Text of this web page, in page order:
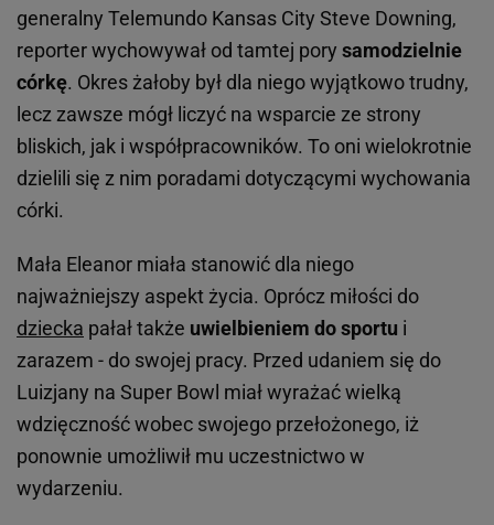
generalny Telemundo Kansas City Steve Downing,
reporter wychowywał od tamtej pory samodzielnie
córkę. Okres żałoby był dla niego wyjątkowo trudny,
lecz zawsze mógł liczyć na wsparcie ze strony
bliskich, jak i współpracowników. To oni wielokrotnie
dzielili się z nim poradami dotyczącymi wychowania
córki.
Mała Eleanor miała stanowić dla niego
najważniejszy aspekt życia. Oprócz miłości do
dziecka pałał także uwielbieniem do sportu i
zarazem - do swojej pracy. Przed udaniem się do
Luizjany na Super Bowl miał wyrażać wielką
wdzięczność wobec swojego przełożonego, iż
ponownie umożliwił mu uczestnictwo w
wydarzeniu.